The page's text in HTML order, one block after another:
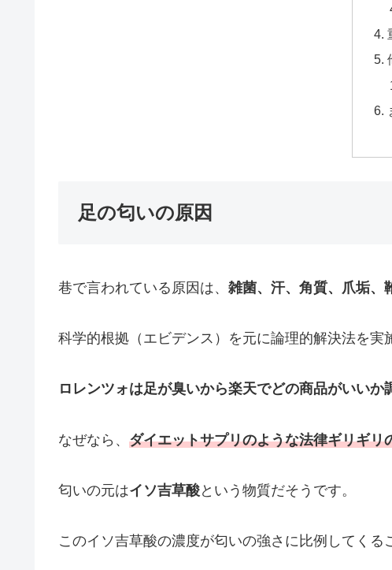
足の匂いの原因
巷で言われている原因は、 雑菌、汗、角質、爪垢、
科学的根拠（エビデンス）を元に論理的解決法を実
ロレンツォは足が臭いから楽天でどの商品がいいか
なぜなら、 ダイエットサプリのような法律ギリギリ
匂いの元はイソ吉草酸という物質だそうです。
このイソ吉草酸の濃度が匂いの強さに比例してくる